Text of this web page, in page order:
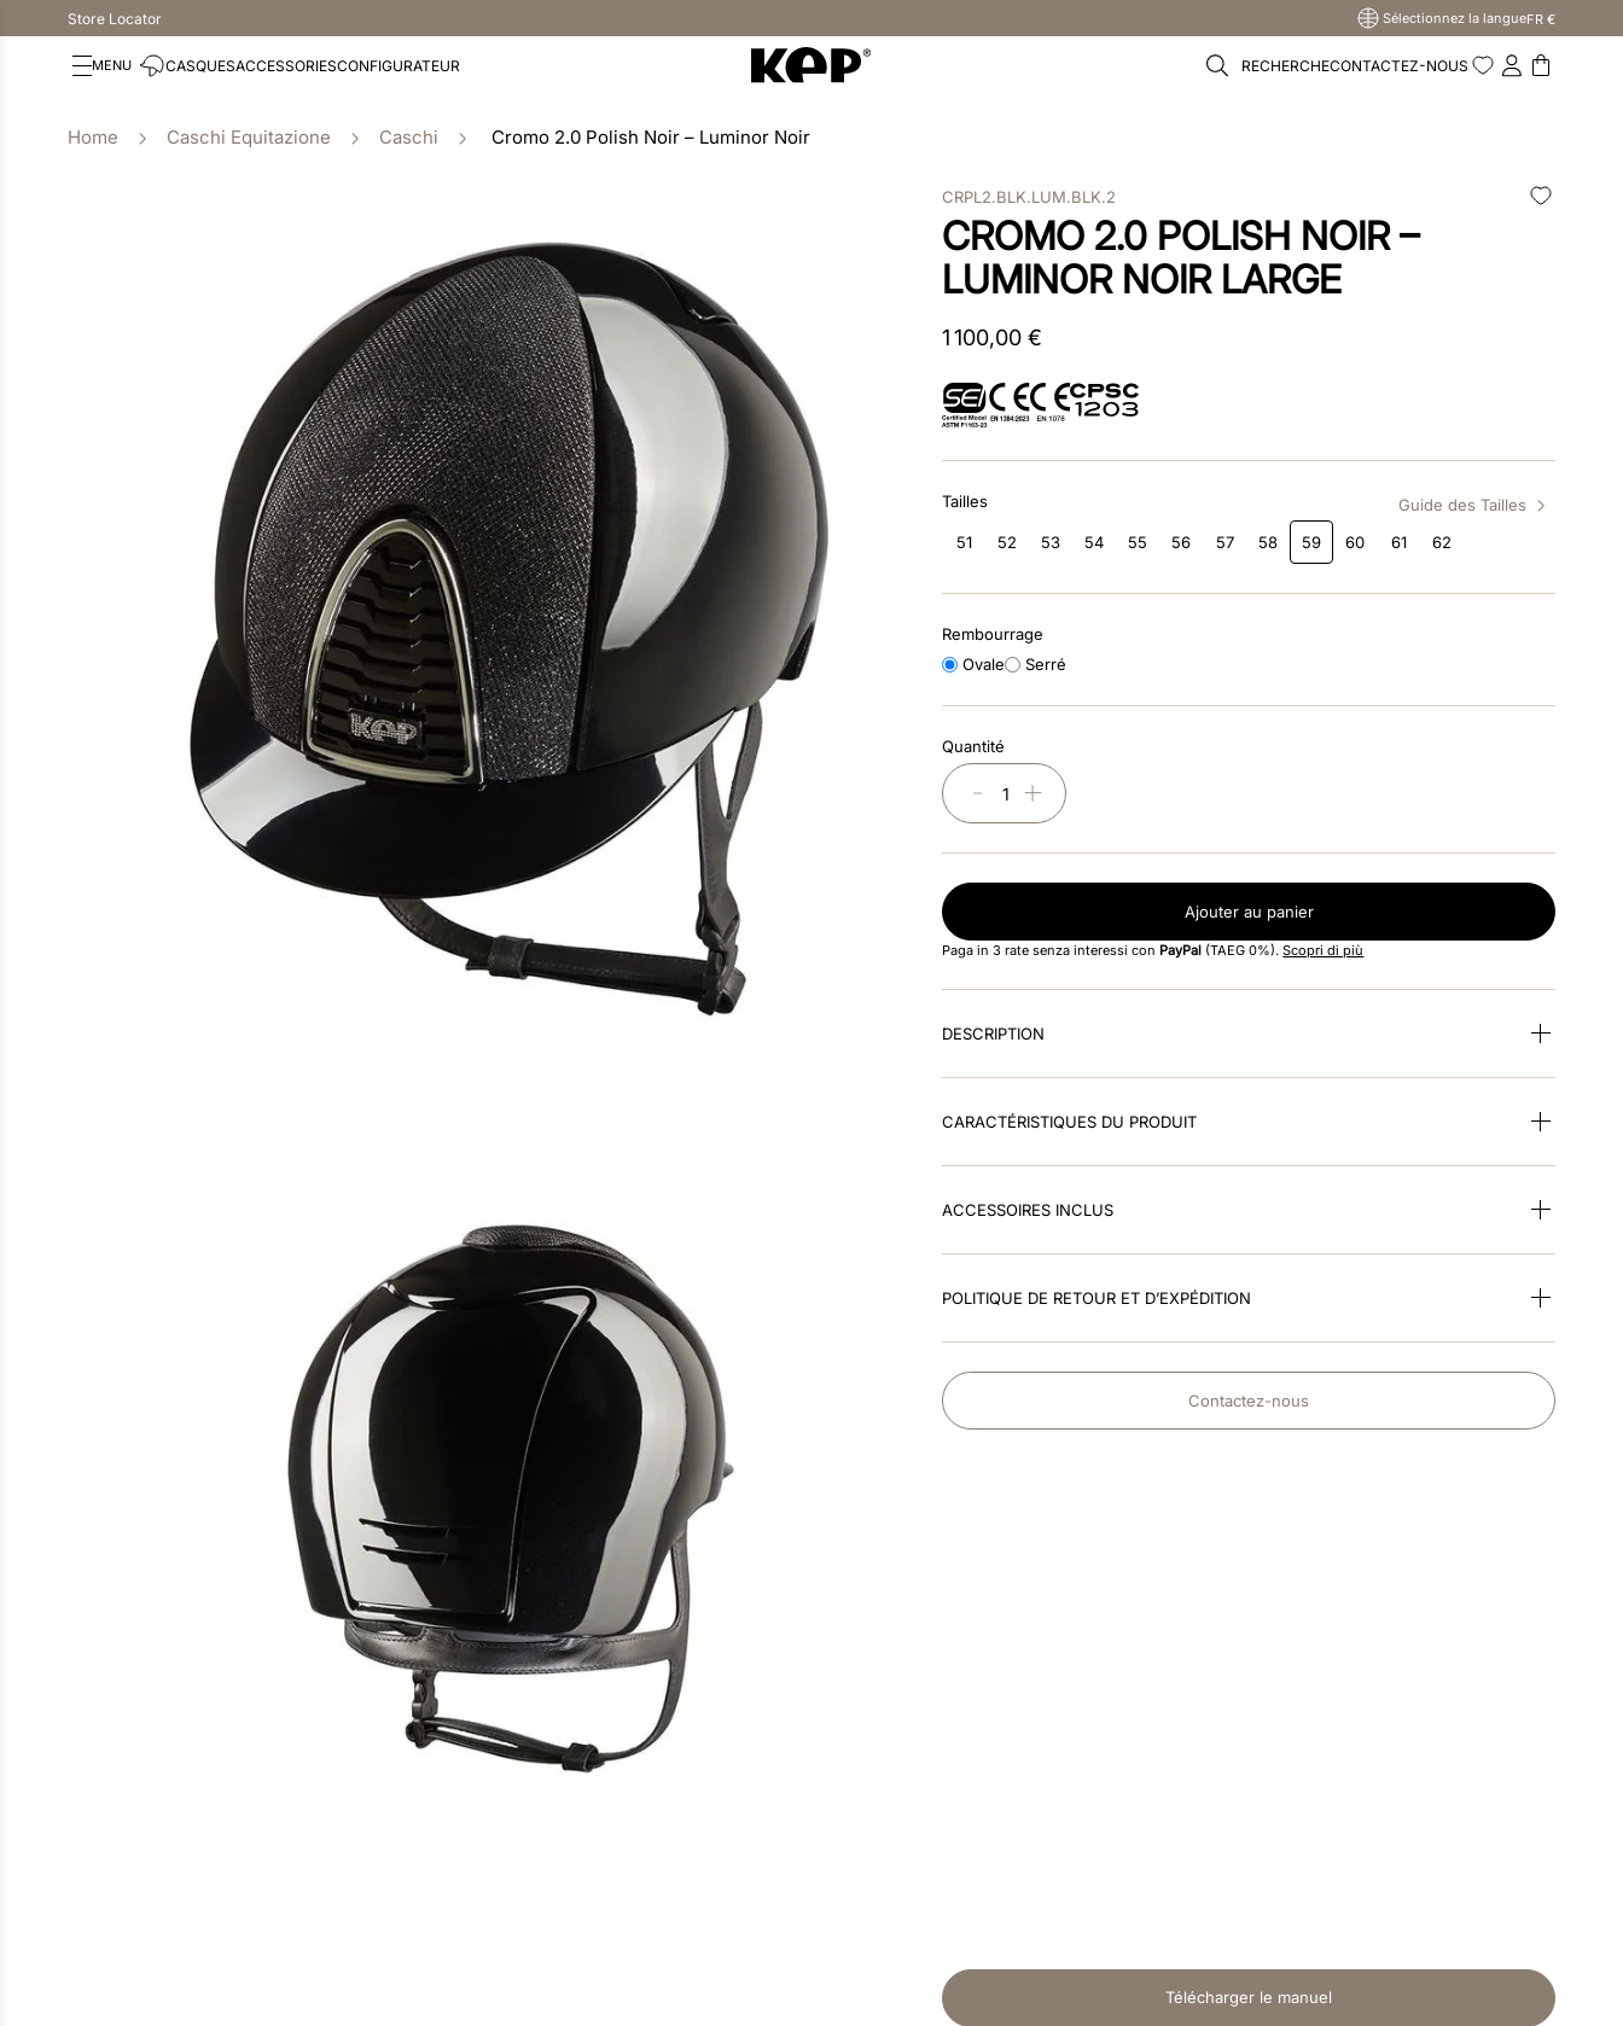
Store Locator Sélectionnez la langueFR €
CASQUESACCESSORIESCONFIGURATEUR RECHERCHECONTACTEZ-NOUS
Caschi Equitazione Caschi Cromo 2.0 Polish Noir – Luminor Noir
CRPL2.BLK.LUM.BLK.2
CROMO 2.0 POLISH NOIR –
LUMINOR NOIR LARGE
1 100,00 €
Tailles
Guide des Tailles
51
52 53 54 55 56 57 58 59 60 61 62
Rembourrage
Ovale
Serré
Quantité
＋
－
Ajouter au panier
Paga in 3 rate senza interessi con PayPal (TAEG 0%).Scopri di più
DESCRIPTION
CARACTÉRISTIQUES DU PRODUIT
ACCESSOIRES INCLUS
POLITIQUE DE RETOUR ET D’EXPÉDITION
Contactez-nous
Télécharger le manuel